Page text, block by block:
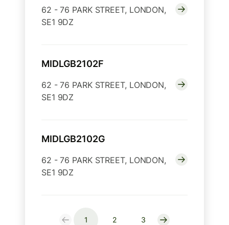
62 - 76 PARK STREET, LONDON,
SE1 9DZ
MIDLGB2102F
62 - 76 PARK STREET, LONDON,
SE1 9DZ
MIDLGB2102G
62 - 76 PARK STREET, LONDON,
SE1 9DZ
1 2 3